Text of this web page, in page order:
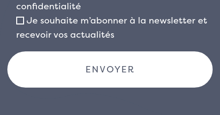
confidentialité
Je souhaite m’abonner à la newsletter et
recevoir vos actualités